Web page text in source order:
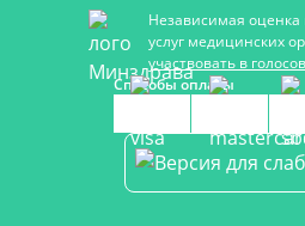
Независимая оценка
услуг медицинских
участвовать в
Способы оплаты